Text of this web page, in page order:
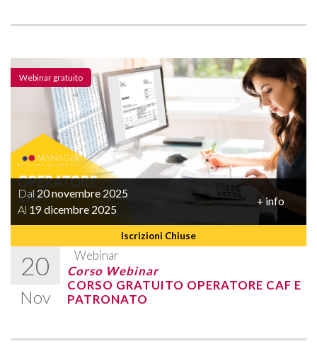
Iscrizioni Chiuse
Dal 20 novembre 2025
Al 19 dicembre 2025
+ info
20
Nov
Webinar
Webinar gratuito
Corso Webinar
CORSO GRATUITO OPERATORE CAF E
PATRONATO